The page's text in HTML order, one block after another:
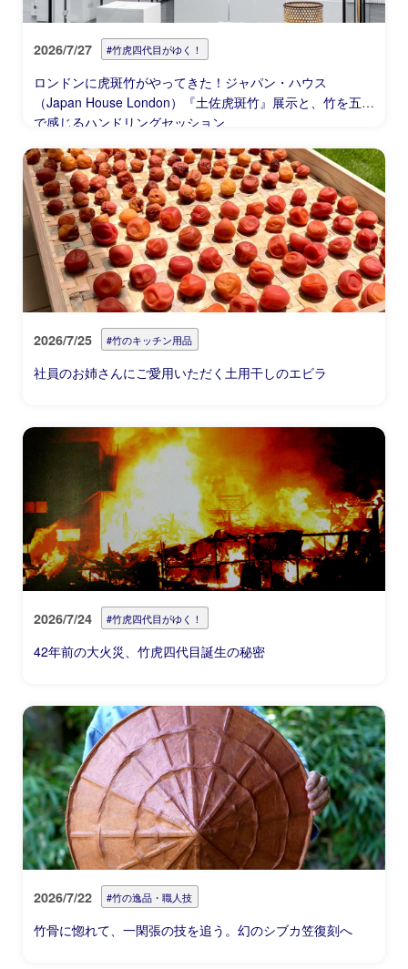
2026/7/27 #竹虎四代目がゆく！
ロンドンに虎斑竹がやってきた！ジャパン・ハウス
（Japan House London）『土佐虎斑竹』展示と、竹を五感
で感じるハンドリングセッション
2026/7/25 #竹のキッチン用品
社員のお姉さんにご愛用いただく土用干しのエビラ
2026/7/24 #竹虎四代目がゆく！
42年前の大火災、竹虎四代目誕生の秘密
2026/7/22 #竹の逸品・職人技
竹骨に惚れて、一閑張の技を追う。幻のシブカ笠復刻へ